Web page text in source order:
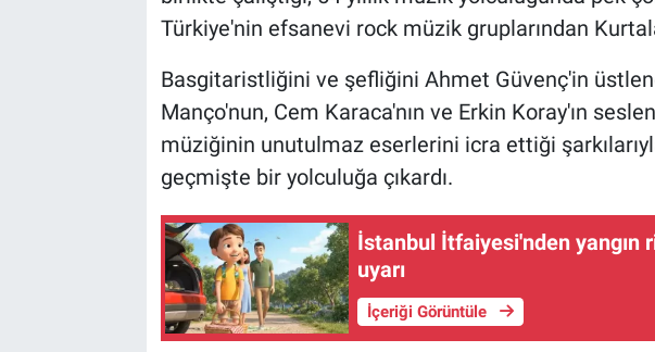
Türkiye'nin efsanevi rock müzik gruplarından
Basgitaristliğini ve şefliğini Ahmet Güvenç'in
Manço'nun, Cem Karaca'nın ve Erkin Koray'ın
müziğinin unutulmaz eserlerini icra ettiği
geçmişte bir yolculuğa çıkardı.
İstanbul İtfaiyesi'nden yangın
uyarı
İçeriği Görüntüle